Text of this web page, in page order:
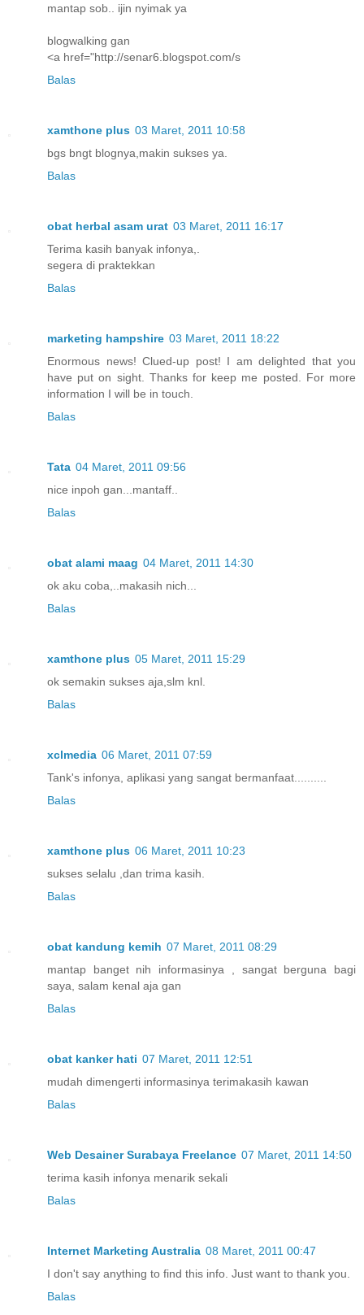
mantap sob.. ijin nyimak ya
blogwalking gan
<a href="http://senar6.blogspot.com/s
Balas
xamthone plus 03 Maret, 2011 10:58
bgs bngt blognya,makin sukses ya.
Balas
obat herbal asam urat 03 Maret, 2011 16:17
Terima kasih banyak infonya,.
segera di praktekkan
Balas
marketing hampshire 03 Maret, 2011 18:22
Enormous news! Clued-up post! I am delighted that you
have put on sight. Thanks for keep me posted. For more
information I will be in touch.
Balas
Tata 04 Maret, 2011 09:56
nice inpoh gan...mantaff..
Balas
obat alami maag 04 Maret, 2011 14:30
ok aku coba,..makasih nich...
Balas
xamthone plus 05 Maret, 2011 15:29
ok semakin sukses aja,slm knl.
Balas
xclmedia 06 Maret, 2011 07:59
Tank's infonya, aplikasi yang sangat bermanfaat..........
Balas
xamthone plus 06 Maret, 2011 10:23
sukses selalu ,dan trima kasih.
Balas
obat kandung kemih 07 Maret, 2011 08:29
mantap banget nih informasinya , sangat berguna bagi
saya, salam kenal aja gan
Balas
obat kanker hati 07 Maret, 2011 12:51
mudah dimengerti informasinya terimakasih kawan
Balas
Web Desainer Surabaya Freelance 07 Maret, 2011 14:50
terima kasih infonya menarik sekali
Balas
Internet Marketing Australia 08 Maret, 2011 00:47
I don't say anything to find this info. Just want to thank you.
Balas